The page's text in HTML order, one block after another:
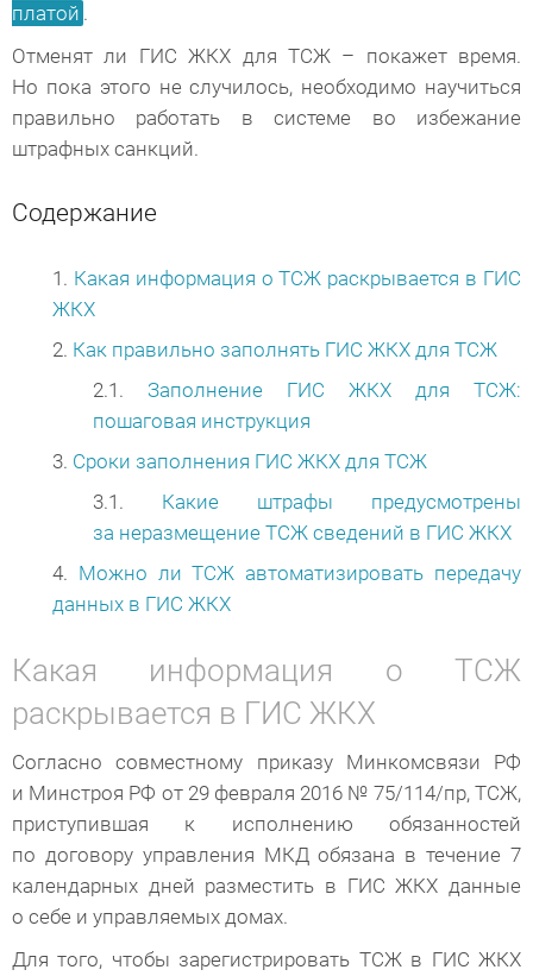
платой .
Отменят ли ГИС ЖКХ для ТСЖ – покажет время.
Но пока этого не случилось, необходимо научиться
правильно работать в системе во избежание
штрафных санкций.
Содержание
Какая информация о ТСЖ раскрывается в ГИС
ЖКХ
Как правильно заполнять ГИС ЖКХ для ТСЖ
Заполнение ГИС ЖКХ для ТСЖ:
пошаговая инструкция
Сроки заполнения ГИС ЖКХ для ТСЖ
Какие штрафы предусмотрены
за неразмещение ТСЖ сведений в ГИС ЖКХ
Можно ли ТСЖ автоматизировать передачу
данных в ГИС ЖКХ
Какая информация о ТСЖ
раскрывается в ГИС ЖКХ
Согласно совместному приказу Минкомсвязи РФ
и Минстроя РФ от 29 февраля 2016 № 75/114/пр, ТСЖ,
приступившая к исполнению обязанностей
по договору управления МКД обязана в течение 7
календарных дней разместить в ГИС ЖКХ данные
о себе и управляемых домах.
Для того, чтобы зарегистрировать ТСЖ в ГИС ЖКХ